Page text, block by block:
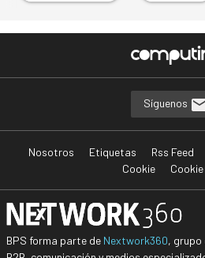
Síguenos
Nosotros Etiquetas Rss Feed
Cookie
BPS forma parte de Nextwork360, grupo